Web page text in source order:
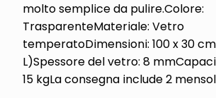
molto semplice da pulire.Colore:
TrasparenteMateriale: Vetro
temperatoDimensioni: 100 x 30
L)Spessore del vetro: 8
15 kgLa consegna include 2